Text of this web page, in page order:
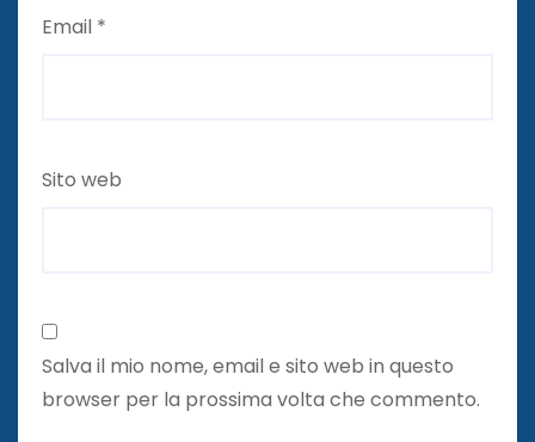
Email *
Sito web
Salva il mio nome, email e sito web in questo
browser per la prossima volta che commento.